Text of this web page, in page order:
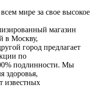
мире за свое высокое
магазин
в Москву,
город предлагает
по
подлинности. Мы
здоровья,
известных